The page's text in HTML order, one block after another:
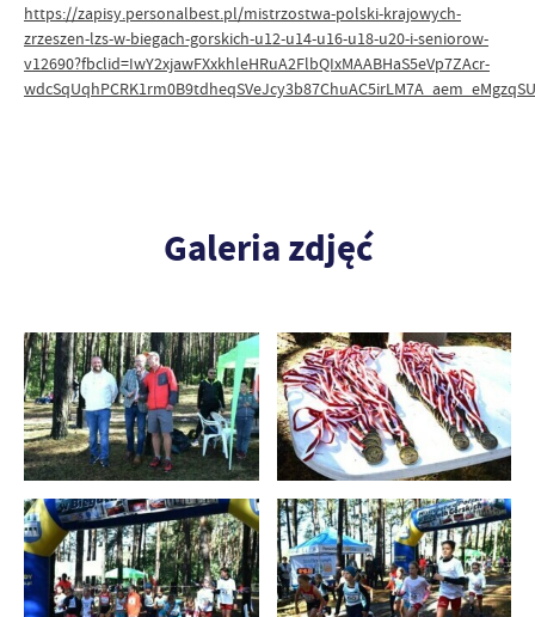
https://zapisy.personalbest.pl/mistrzostwa-polski-krajowych-
zrzeszen-lzs-w-biegach-gorskich-u12-u14-u16-u18-u20-i-seniorow-
v12690?fbclid=IwY2xjawFXxkhleHRuA2FlbQIxMAABHaS5eVp7ZAcr-
Galeria zdjęć